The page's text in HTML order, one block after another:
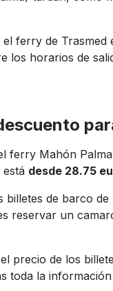
ferry de
horarios de
ferry Mahón
desde 28.75
billetes de barco
reservar un
precio de los
toda la